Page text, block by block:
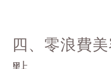
四、零浪費